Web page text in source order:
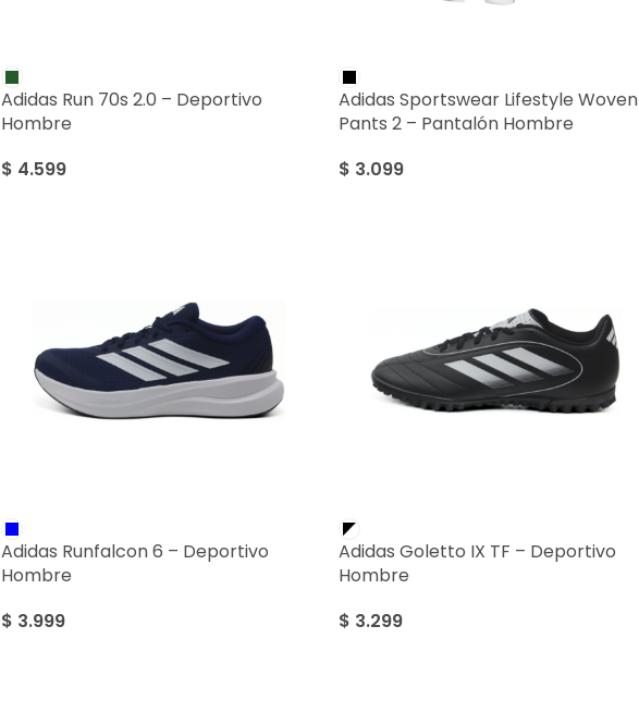
Adidas Run 70s 2.0 – Deportivo
Hombre
$ 4.599
Adidas Sportswear Lifestyle Woven
Pants 2 – Pantalón Hombre
$ 3.099
Adidas Runfalcon 6 – Deportivo
Hombre
$ 3.999
Adidas Goletto IX TF – Deportivo
Hombre
$ 3.299